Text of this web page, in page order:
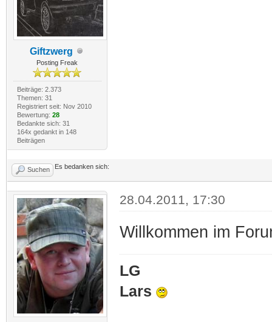
Giftzwerg
Posting Freak
Beiträge: 2.373
Themen: 31
Registriert seit: Nov 2010
Bewertung: 28
Bedankte sich: 31
164x gedankt in 148
Beiträgen
Suchen Es bedanken sich:
28.04.2011, 17:30
Willkommen im
LG
Lars